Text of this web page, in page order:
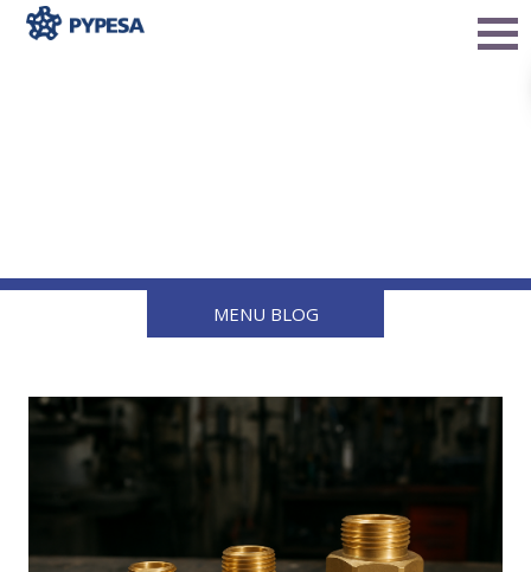
MENU BLOG